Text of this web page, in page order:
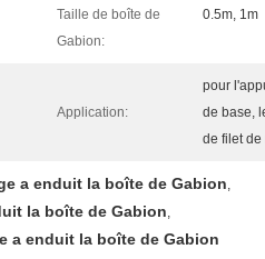
Taille de boîte de
Gabion:
0.5m, 1m
Application:
pour
de base,
de filet de
a enduit la boîte de Gabion,
la boîte de Gabion,
a enduit la boîte de Gabion